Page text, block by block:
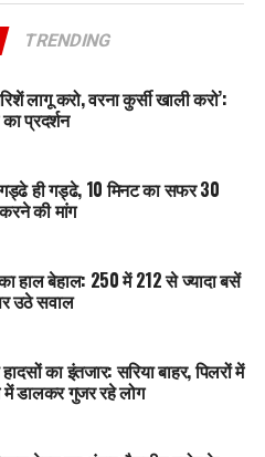
TRENDING
लागू करो, वरना कुर्सी खाली करो’:
प्रदर्शन
गड्ढे ही गड्ढे, 10 मिनट का सफर 30
की मांग
हाल बेहाल: 250 में 212 से ज्यादा बसें
उठे सवाल
का इंतजार: सरिया बाहर, पिलरों में
में डालकर गुजर रहे लोग